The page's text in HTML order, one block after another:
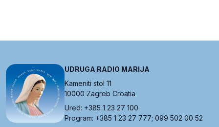
UDRUGA RADIO MARIJA
Kameniti stol 11
10000 Zagreb Croatia
Ured: +385 1 23 27 100
Program: +385 1 23 27 777; 099 502 00 52